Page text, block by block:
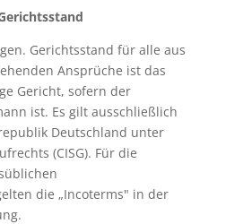
Gerichtsstand für alle aus
Ansprüche ist das
Gericht, sofern der
ist. Es gilt ausschließlich
Deutschland unter
(CISG). Für die
die „Incoterms" in der